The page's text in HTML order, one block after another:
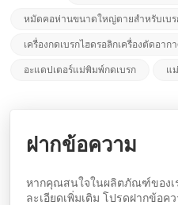
หมัดคอห่านขนาดใหญ่ตายสำหรับเบร
เครื่องกดเบรกไฮดรอลิกเครื่องตัดอาก
อะแดปเตอร์แม่พิมพ์กดเบรก แ
ฝากข้อความ
หากคุณสนใจในผลิตภัณฑ์ของเ
ละเอียดเพิ่มเติม โปรดฝากข้อ